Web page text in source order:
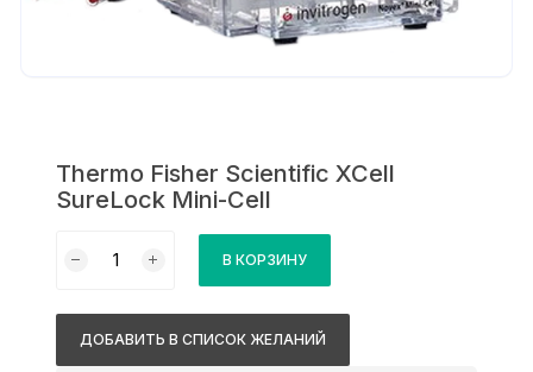
Thermo Fisher Scientific XCell
SureLock Mini-Cell
товара
В КОРЗИНУ
ДОБАВИТЬ В СПИСОК ЖЕЛАНИЙ